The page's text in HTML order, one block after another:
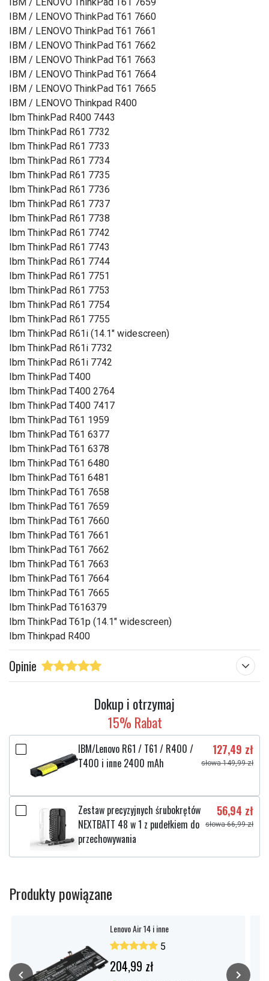
IBM / LENOVO ThinkPad T61 7660
IBM / LENOVO ThinkPad T61 7661
IBM / LENOVO ThinkPad T61 7662
IBM / LENOVO ThinkPad T61 7663
IBM / LENOVO ThinkPad T61 7664
IBM / LENOVO ThinkPad T61 7665
IBM / LENOVO Thinkpad R400
Ibm ThinkPad R400 7443
Ibm ThinkPad R61 7732
Ibm ThinkPad R61 7733
Ibm ThinkPad R61 7734
Ibm ThinkPad R61 7735
Ibm ThinkPad R61 7736
Ibm ThinkPad R61 7737
Ibm ThinkPad R61 7738
Ibm ThinkPad R61 7742
Ibm ThinkPad R61 7743
Ibm ThinkPad R61 7744
Ibm ThinkPad R61 7751
Ibm ThinkPad R61 7753
Ibm ThinkPad R61 7754
Ibm ThinkPad R61 7755
Ibm ThinkPad R61i (14.1" widescreen)
Ibm ThinkPad R61i 7732
Ibm ThinkPad R61i 7742
Ibm ThinkPad T400
Ibm ThinkPad T400 2764
Ibm ThinkPad T400 7417
Ibm ThinkPad T61 1959
Ibm ThinkPad T61 6377
Ibm ThinkPad T61 6378
Ibm ThinkPad T61 6480
Ibm ThinkPad T61 6481
Ibm ThinkPad T61 7658
Ibm ThinkPad T61 7659
Ibm ThinkPad T61 7660
Ibm ThinkPad T61 7661
Ibm ThinkPad T61 7662
Ibm ThinkPad T61 7663
Ibm ThinkPad T61 7664
Ibm ThinkPad T61 7665
Ibm ThinkPad T616379
Ibm ThinkPad T61p (14.1" widescreen)
Ibm Thinkpad R400
Opinie
Dokup i otrzymaj
15% Rabat
IBM/Lenovo R61 / T61 / R400 /
T400 i inne 2400 mAh
127,49 zł
słowa 149,99 zł
Zestaw precyzyjnych śrubokrętów
NEXTBATT 48 w 1 z pudełkiem do
przechowywania
56,94 zł
słowa 66,99 zł
Produkty powiązane
Lenovo Air 14 i inne
5
204,99 zł